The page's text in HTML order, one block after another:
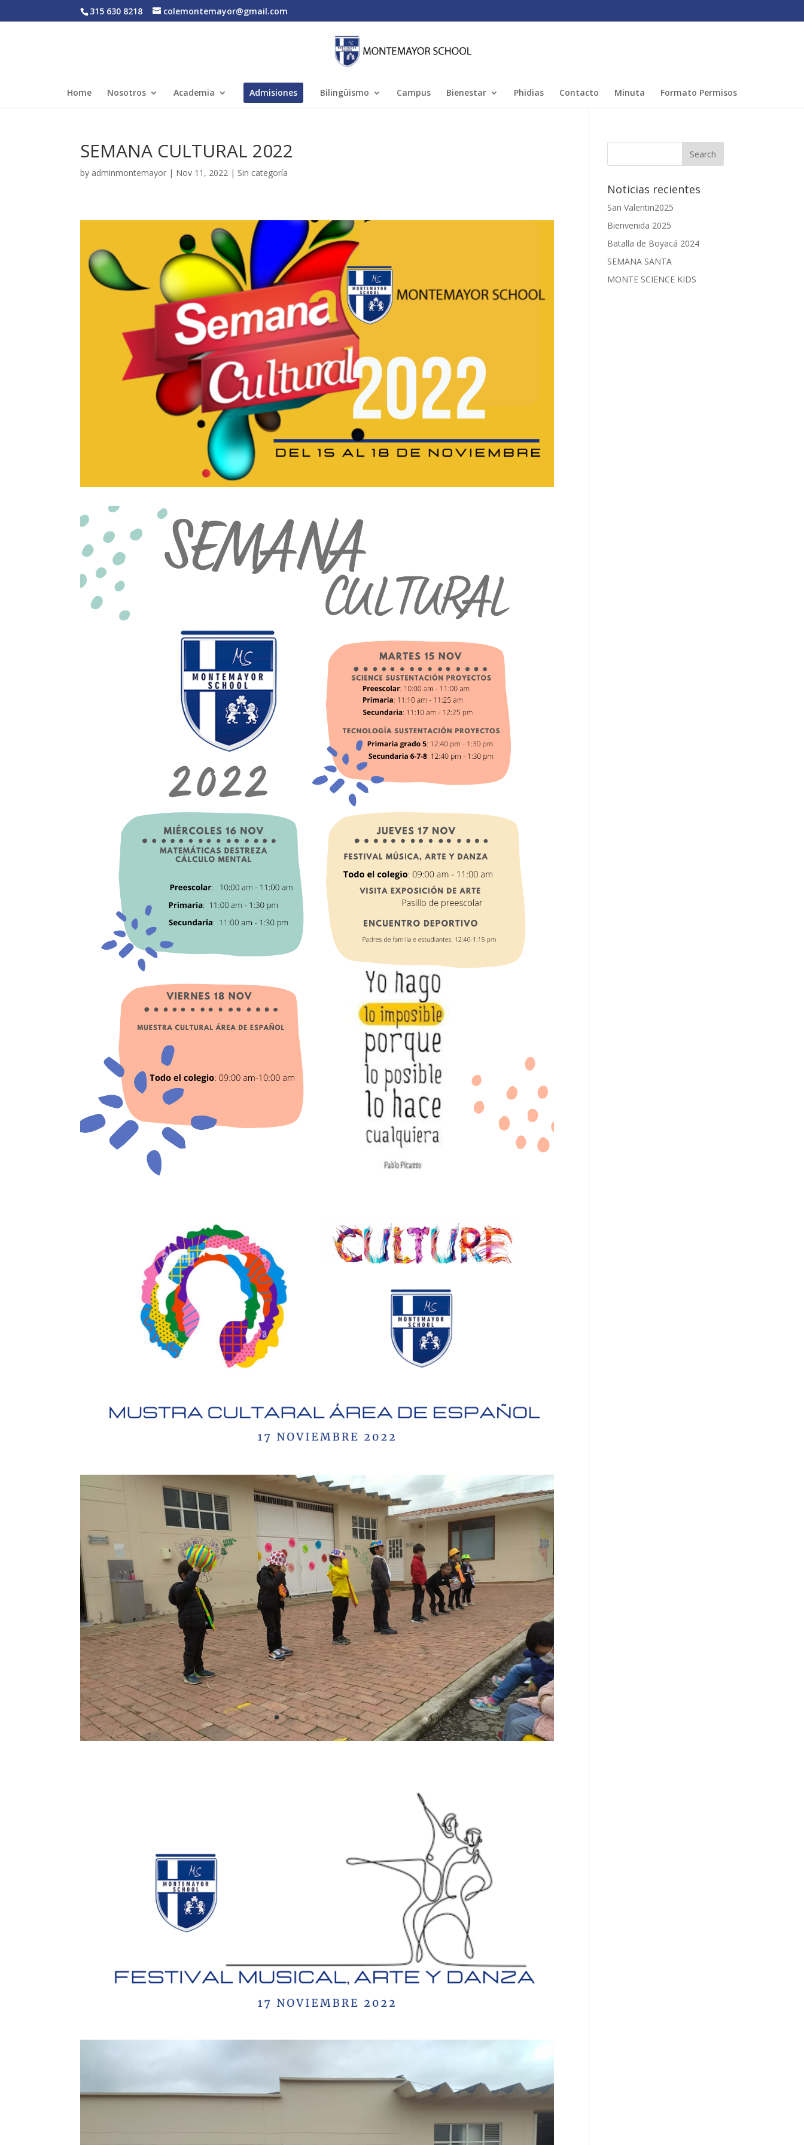
315 630 8218 colemontemayor@gmail.com
Home Nosotros Academia Admisiones Bilingüismo Campus Bienestar Phidias Contacto Minuta Formato Permisos
SEMANA CULTURAL 2022
by adminmontemayor | Nov 11, 2022 | Sin categoría
Noticias recientes
San Valentin2025
Bienvenida 2025
Batalla de Boyacá 2024
SEMANA SANTA
MONTE SCIENCE KIDS